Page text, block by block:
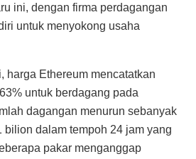
ini, dengan firma perdagangan
untuk menyokong usaha
harga Ethereum mencatatkan
untuk berdagang pada
dagangan menurun sebanyak
bilion dalam tempoh 24 jam yang
pakar menganggap